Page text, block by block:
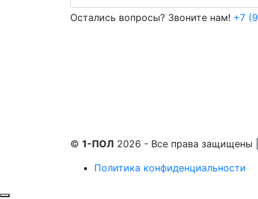
Остались вопросы? Звоните нам! +7
© 1-ПОЛ 2026 - Все права защищены
Политика конфиденциальности